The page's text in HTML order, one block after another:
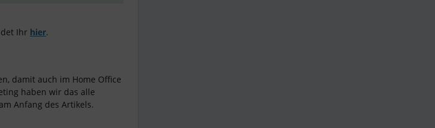
Ihr hier.
damit auch im Home Office
haben wir das alle
Anfang des Artikels.